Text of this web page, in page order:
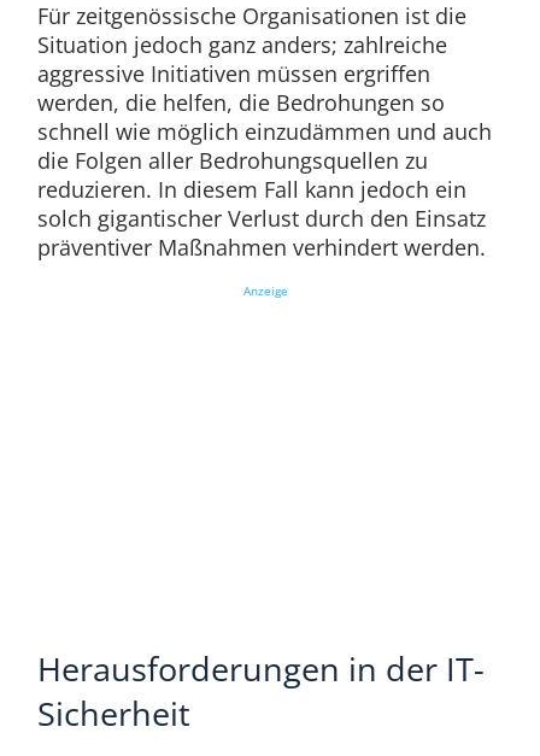
Für zeitgenössische Organisationen ist die
Situation jedoch ganz anders; zahlreiche
aggressive Initiativen müssen ergriffen
werden, die helfen, die Bedrohungen so
schnell wie möglich einzudämmen und auch
die Folgen aller Bedrohungsquellen zu
reduzieren. In diesem Fall kann jedoch ein
solch gigantischer Verlust durch den Einsatz
präventiver Maßnahmen verhindert werden.
Anzeige
Herausforderungen in der IT-
Sicherheit